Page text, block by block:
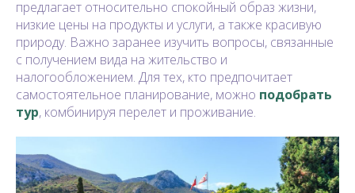
предлагает относительно спокойный образ жизни,
низкие цены на продукты и услуги, а также красивую
природу. Важно заранее изучить вопросы, связанные
с получением вида на жительство и
налогообложением. Для тех, кто предпочитает
самостоятельное планирование, можно подобрать
тур, комбинируя перелет и проживание.